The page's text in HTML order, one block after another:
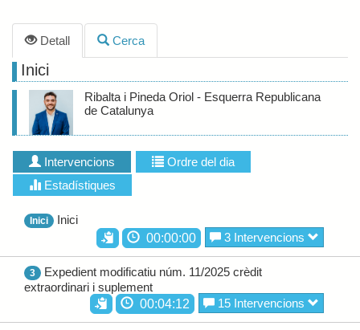
Detall Cerca
Inici
Ribalta i Pineda Oriol - Esquerra Republicana
de Catalunya
Intervencions
Ordre del dia
Estadístiques
Inici
Inici
00:00:00
3 Intervencions
3
Expedient modificatiu núm. 11/2025 crèdit
extraordinari i suplement
00:04:12
15 Intervencions